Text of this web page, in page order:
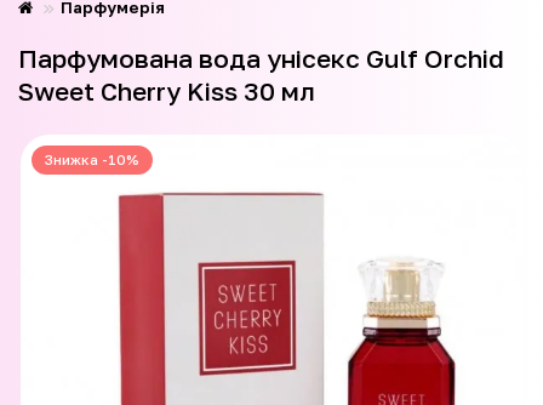
Парфумерія
Парфумована вода унісекс Gulf Orchid
Sweet Cherry Kiss 30 мл
Знижка -10%